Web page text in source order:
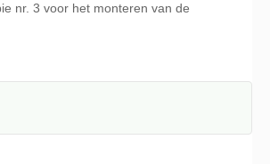
nr. 3 voor het monteren van de